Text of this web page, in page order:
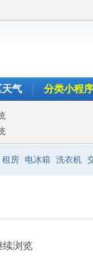
天气 分类小程序
租房 电冰箱 洗衣机
续浏览